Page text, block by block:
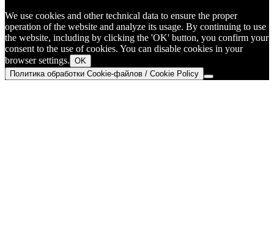
We use cookies and other technical data to ensure the proper
operation of the website and analyze its usage. By continuing to use
the website, including by clicking the 'OK' button, you confirm your
consent to the use of cookies. You can disable cookies in your
browser settings. OK
Политика обработки Cookie-файлов / Cookie Policy